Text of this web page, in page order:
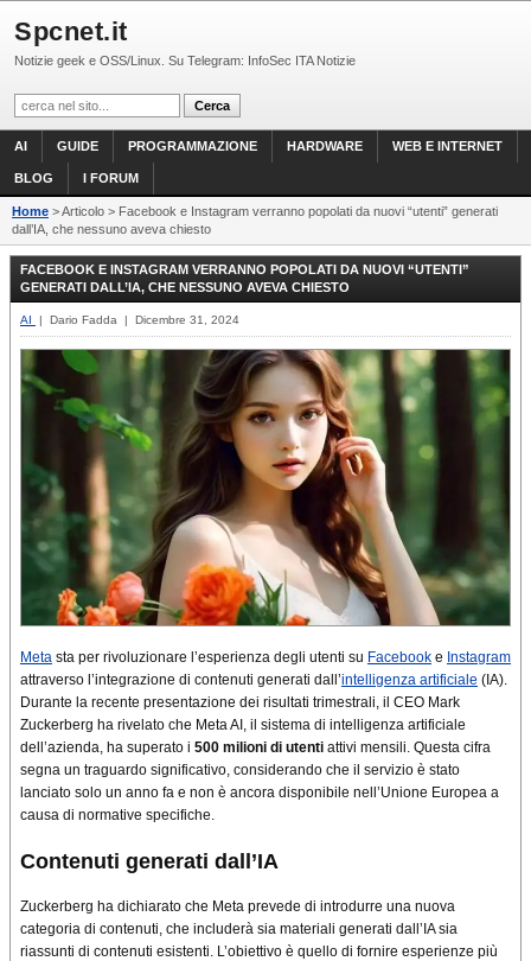
Spcnet.it
Notizie geek e OSS/Linux. Su Telegram: InfoSec ITA Notizie
AI GUIDE PROGRAMMAZIONE HARDWARE WEB E INTERNET
BLOG I FORUM
Home > Articolo > Facebook e Instagram verranno popolati da nuovi “utenti” generati
dall’IA, che nessuno aveva chiesto
FACEBOOK E INSTAGRAM VERRANNO POPOLATI DA NUOVI “UTENTI”
GENERATI DALL’IA, CHE NESSUNO AVEVA CHIESTO
AI | Dario Fadda | Dicembre 31, 2024
Meta sta per rivoluzionare l’esperienza degli utenti su Facebook e Instagram
attraverso l’integrazione di contenuti generati dall’intelligenza artificiale (IA).
Durante la recente presentazione dei risultati trimestrali, il CEO Mark
Zuckerberg ha rivelato che Meta AI, il sistema di intelligenza artificiale
dell’azienda, ha superato i 500 milioni di utenti attivi mensili. Questa cifra
segna un traguardo significativo, considerando che il servizio è stato
lanciato solo un anno fa e non è ancora disponibile nell’Unione Europea a
causa di normative specifiche
Contenuti generati dall’IA
Zuckerberg ha dichiarato che Meta prevede di introdurre una nuova
categoria di contenuti, che includerà sia materiali generati dall’IA sia
riassunti di contenuti esistenti. L’obiettivo è quello di fornire esperienze più